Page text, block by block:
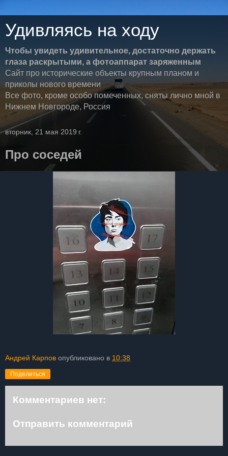
Удивляясь на ходу
Чтобы увидеть удивительное, достаточно держать
глаза раскрытыми, а фотоаппарат заряженным
Сайт про исторические объекты крупным планом и
приколы нового времени
Все фото, кроме особо помеченных, сняты лично мной в
Нижнем Новгороде, Россия
вторник, 21 мая 2019 г.
Про соседей
Андрей Карпов опубликовано в 10:38
Поделиться
Комментариев нет:
Отправить комментарий